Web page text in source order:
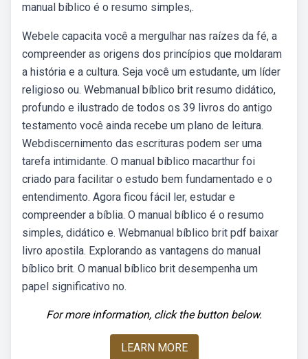
manual bíblico é o resumo simples,.
Webele capacita você a mergulhar nas raízes da fé, a
compreender as origens dos princípios que moldaram
a história e a cultura. Seja você um estudante, um líder
religioso ou. Webmanual bíblico brit resumo didático,
profundo e ilustrado de todos os 39 livros do antigo
testamento você ainda recebe um plano de leitura.
Webdiscernimento das escrituras podem ser uma
tarefa intimidante. O manual bíblico macarthur foi
criado para facilitar o estudo bem fundamentado e o
entendimento. Agora ficou fácil ler, estudar e
compreender a bíblia. O manual bíblico é o resumo
simples, didático e. Webmanual bíblico brit pdf baixar
livro apostila. Explorando as vantagens do manual
bíblico brit. O manual bíblico brit desempenha um
papel significativo no.
For more information, click the button below.
LEARN MORE